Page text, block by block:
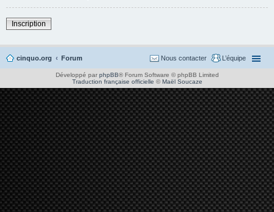
Inscription
cinquo.org Forum L’équipe
Nous contacter
Développé par phpBB® Forum Software © phpBB Limited
Traduction française officielle ©Maël Soucaze